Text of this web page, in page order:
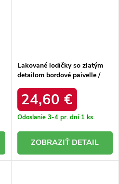
Lakované lodičky so zlatým
detailom bordové paivelle /
24,60 €
Odoslanie 3-4 pr. dní 1 ks
DETAIL